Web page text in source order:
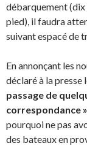
débarquement (dix
pied), il faudra
suivant espacé de
En annonçant les
déclaré à la presse
passage de
correspondance
pourquoi ne pas
des bateaux en